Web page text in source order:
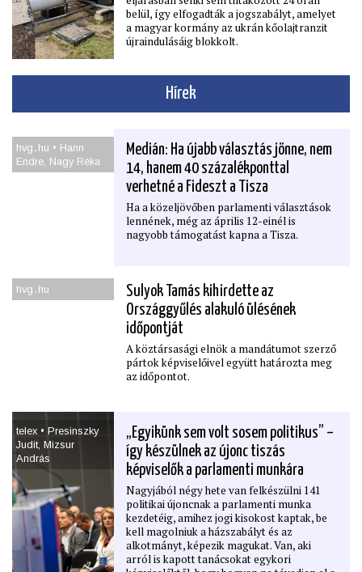
belül, így elfogadták a jogszabályt, amelyet
a magyar kormány az ukrán kőolajtranzit
újraindulásáig blokkolt.
Hírek
hvg․hu • Hann
Endre, Nagy Réka
Medián: Ha újabb választás jönne, nem
14, hanem 40 százalékponttal
verhetné a Fideszt a Tisza
Ha a közeljövőben parlamenti választások
lennének, még az április 12-einél is
nagyobb támogatást kapna a Tisza.
hvg․hu
Sulyok Tamás kihirdette az
Országgyűlés alakuló ülésének
időpontját
A köztársasági elnök a mandátumot szerző
pártok képviselőivel együtt határozta meg
az időpontot.
telex • Presinszky
Judit, Mizsur
András
„Egyikünk sem volt sosem politikus” –
így készülnek az újonc tiszás
képviselők a parlamenti munkára
Nagyjából négy hete van felkészülni 141
politikai újoncnak a parlamenti munka
kezdetéig, amihez jogi kisokost kaptak, be
kell magolniuk a házszabályt és az
alkotmányt, képezik magukat. Van, aki
arról is kapott tanácsokat egykori